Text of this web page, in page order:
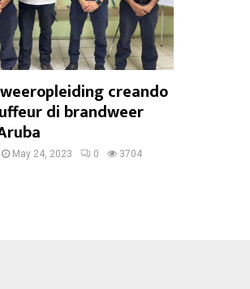
creando
di brandweer
May 24, 2023 0 3704